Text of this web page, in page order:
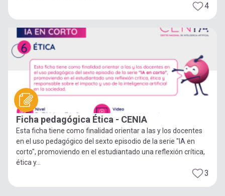
4
Ficha pedagógica Ética - CENIA
Esta ficha tiene como finalidad orientar a las y los docentes
en el uso pedagógico del sexto episodio de la serie "IA en
corto", promoviendo en el estudiantado una reflexión crítica,
ética y...
3